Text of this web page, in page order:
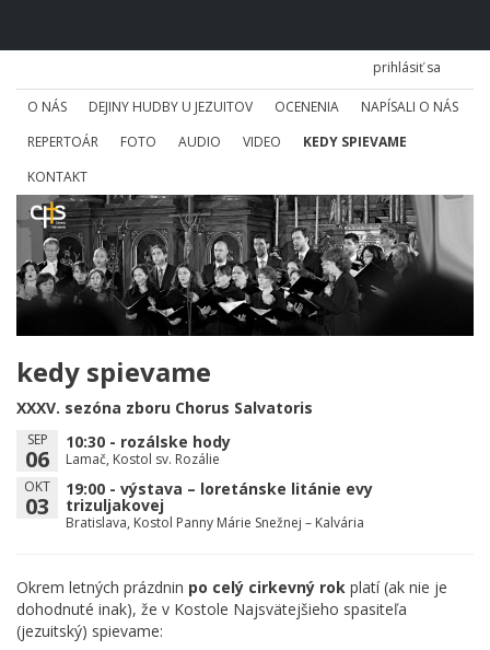
prihlásiť sa
O NÁS DEJINY HUDBY U JEZUITOV OCENENIA
NAPÍSALI O NÁS
REPERTOÁR
FOTO AUDIO VIDEO
KEDY SPIEVAME
KONTAKT
kedy spievame
XXXV. sezóna zboru Chorus Salvatoris
SEP
06
10:30 - rozálske hody
Lamač, Kostol sv. Rozálie
OKT
03
19:00 - výstava – loretánske litánie evy
trizuljakovej
Bratislava, Kostol Panny Márie Snežnej – Kalvária
Okrem letných prázdnin po celý cirkevný rok platí (ak nie je
dohodnuté inak), že v Kostole Najsvätejšieho spasiteľa
(jezuitský) spievame: